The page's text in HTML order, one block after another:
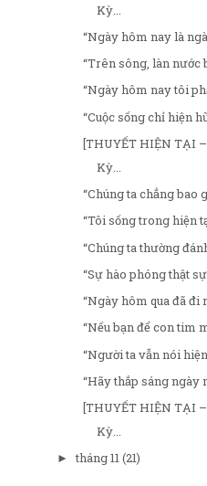
Kỳ...
“Ngày hôm nay là
“Trên sông, làn nước
“Ngày hôm nay tôi
“Cuộc sống chỉ hiện
[THUYẾT HIỆN TẠI
Kỳ...
“Chúng ta chẳng bao
“Tôi sống trong hiện
“Chúng ta thường
“Sự hào phóng thật
“Ngày hôm qua đã đi
“Nếu bạn để con tim
“Người ta vẫn nói
“Hãy thắp sáng ngày
[THUYẾT HIỆN TẠI
Kỳ...
►tháng 11(21)